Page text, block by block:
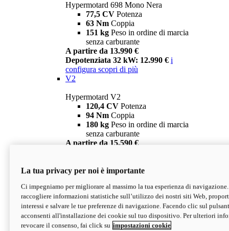
Hypermotard 698 Mono Nera
77,5 CV Potenza
63 Nm Coppia
151 kg Peso in ordine di marcia
senza carburante
A partire da 13.990 €
Depotenziata 32 kW: 12.990 € i
configura scopri di più
V2
Hypermotard V2
120,4 CV Potenza
94 Nm Coppia
180 kg Peso in ordine di marcia
senza carburante
A partire da 15.590 €
V2 SP
Hypermotard V2 SP
120,4 CVPotenza
94 NmCoppia
177 kgPeso in ordine di marcia
senza carburante
La tua privacy per noi è importante
Ci impegniamo per migliorare al massimo la tua esperienza di
raccogliere informazioni statistiche sull’utilizzo dei nostri siti Web,
interessi e salvare le tue preferenze di navigazione. Facendo clic sul
acconsenti all'installazione dei cookie sul tuo dispositivo. Per ulteriori
revocare il consenso, fai click su impostazioni cookie